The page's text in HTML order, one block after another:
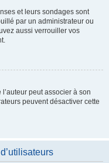
et leurs sondages sont
par un administrateur ou
aussi verrouiller vos
peut associer à son
peuvent désactiver cette